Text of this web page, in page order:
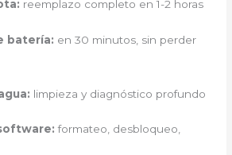
reemplazo completo en 1-2 horas
batería: en 30 minutos, sin perder
limpieza y diagnóstico profundo
formateo, desbloqueo,